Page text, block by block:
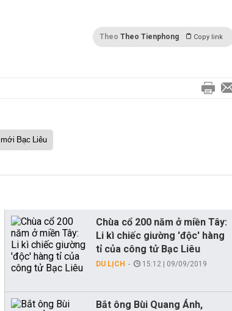
Theo Theo Tienphong Copy link
Bạc Liêu
Chùa cổ 200 năm ở miền Tây:
Li kì chiếc giường 'độc' hàng
tỉ của công tử Bạc Liêu
DU LỊCH 15:12 | 09/09/2019
Bắt ông Bùi Quang Ánh,